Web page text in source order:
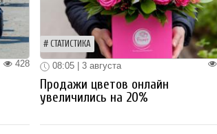
428
СТАТИСТИКА
08:05 | 3 августа
Продажи цветов онлайн
увеличились на 20%